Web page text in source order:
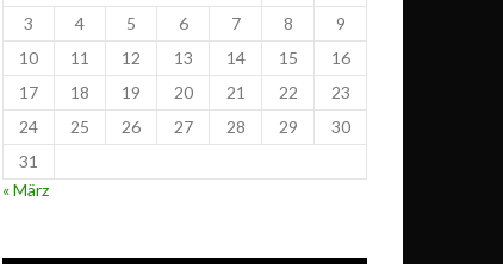
3
4 5 6 7 8
9
10
11 12 13 14 15
16
17
18 19 20 21 22
23
24
25 26 27 28 29
30
31
« März